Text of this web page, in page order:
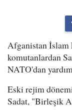
Afganistan İslam
komutanlardan
NATO'dan
Eski rejim
Sadat, "Birleşik